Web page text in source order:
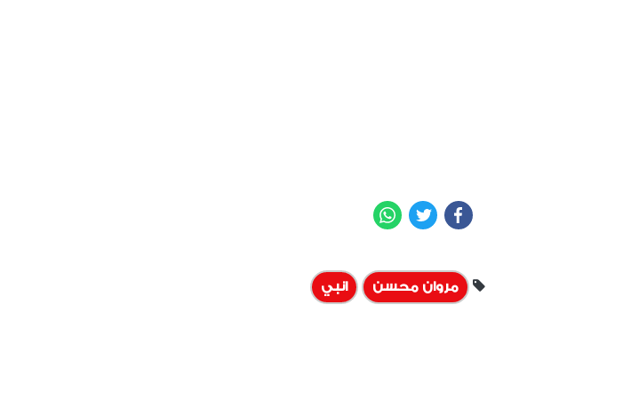
Facebook
Twitter
مروان محسن انبي